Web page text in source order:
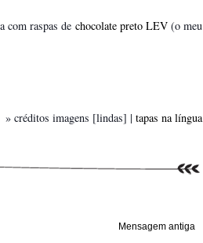
com raspas de chocolate preto LEV(o meu
» créditos imagens [lindas] | tapas na língua
Mensagem antiga